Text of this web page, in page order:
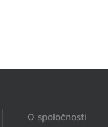
O spoločnosti